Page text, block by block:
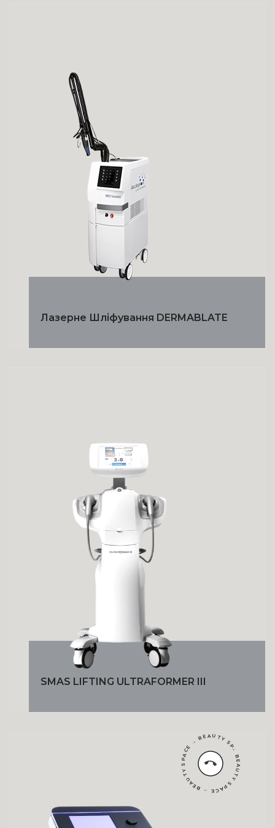
→ BEAUTY SPACE → BEAUTY SPACE → BEAUTY SPACE →
Лазерне Шліфування DERMABLATE
SMAS LIFTING ULTRAFORMER III